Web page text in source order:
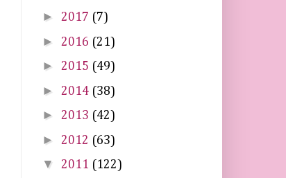
► 2017 (7)
► 2016 (21)
► 2015 (49)
► 2014 (38)
► 2013 (42)
► 2012 (63)
▼ 2011 (122)